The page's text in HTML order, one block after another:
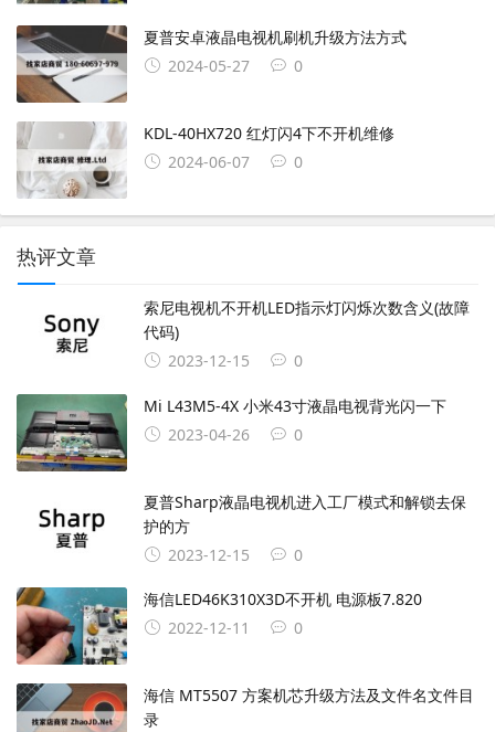
夏普安卓液晶电视机刷机升级方法方式
2024-05-27
0
KDL-40HX720 红灯闪4下不开机维修
2024-06-07
0
热评文章
索尼电视机不开机LED指示灯闪烁次数含义(故障
代码)
2023-12-15
0
Mi L43M5-4X 小米43寸液晶电视背光闪一下
2023-04-26
0
夏普Sharp液晶电视机进入工厂模式和解锁去保
护的方
2023-12-15
0
海信LED46K310X3D不开机 电源板7.820
2022-12-11
0
海信 MT5507 方案机芯升级方法及文件名文件目
录